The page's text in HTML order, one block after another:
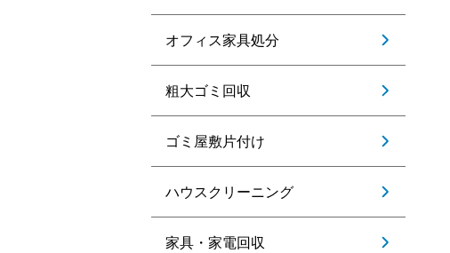
オフィス家具処分
粗大ゴミ回収
ゴミ屋敷片付け
ハウスクリーニング
家具・家電回収